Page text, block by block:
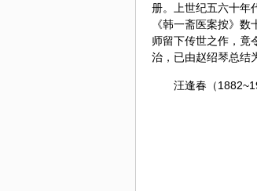
册。上世纪五六十年
《韩一斋医案按》
师留下传世之作，竟
治，已由赵绍琴总结
汪逢春（